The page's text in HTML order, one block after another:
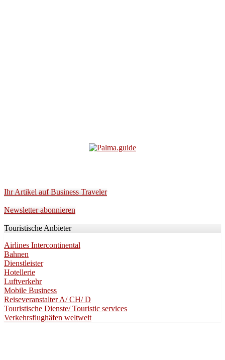
Ihr Artikel auf Business Traveler
Newsletter abonnieren
Touristische Anbieter
Airlines Intercontinental
Bahnen
Dienstleister
Hotellerie
Luftverkehr
Mobile Business
Reiseveranstalter A/ CH/ D
Touristische Dienste/ Touristic services
Verkehrsflughäfen weltweit